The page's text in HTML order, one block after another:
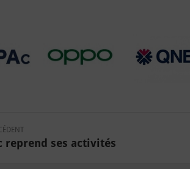
reprend ses activités